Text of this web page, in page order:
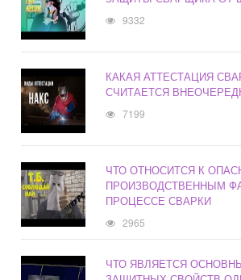
9332
КАКАЯ АТТЕСТАЦИЯ
СЧИТАЕТСЯ
7199
ЧТО ОТНОСИТСЯ К
ПРОИЗВОДСТВЕННЫМ
ПРОЦЕССЕ СВАРКИ
2965
ЧТО ЯВЛЯЕТСЯ